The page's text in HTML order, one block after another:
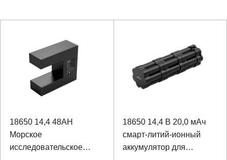
18650 14,4 48AH
Морское
исследовательское
18650 14,4 В 20,0 мАч
смарт-литий-ионный
аккумулятор для